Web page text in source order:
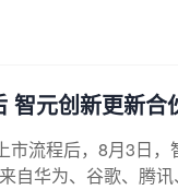
智元创新更新合
市流程后，8月3日
自华为、谷歌、腾